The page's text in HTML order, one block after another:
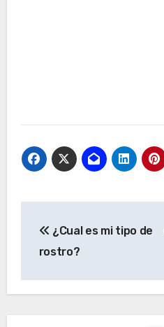
de
¿Cual es mi tipo de
rostro?